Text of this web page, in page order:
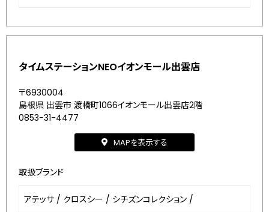
タイムステーションNEOイオンモール出雲店
〒6930004
島根県 出雲市 渡橋町1066イオンモール出雲店2階
0853-31-4477
MAPを表示する
取扱ブランド
アテッサ / クロスシー / シチズンコレクション /